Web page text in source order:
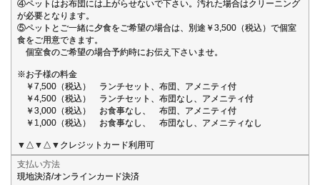
④ペットはお布団には上がらせないで下さい。汚れた場合はクリーニング
が必要となります。
⑤ペットとご一緒に夕食をご希望の場合は、別途￥3,500（税込）で個室
食をご用意できます。
個室食のご希望の場合予約時にお伝え下さいませ。
※お子様の料金
￥7,500（税込） ランチセット、布団、アメニティ付
￥4,500（税込） ランチセット、布団なし、アメニティ付
￥3,000（税込） お食事なし、 布団、アメニティ付
￥1,000（税込） お食事なし、 布団なし、アメニティなし
▼△▼△▼クレジットカード利用可
支払い方法
現地決済/オンラインカード決済